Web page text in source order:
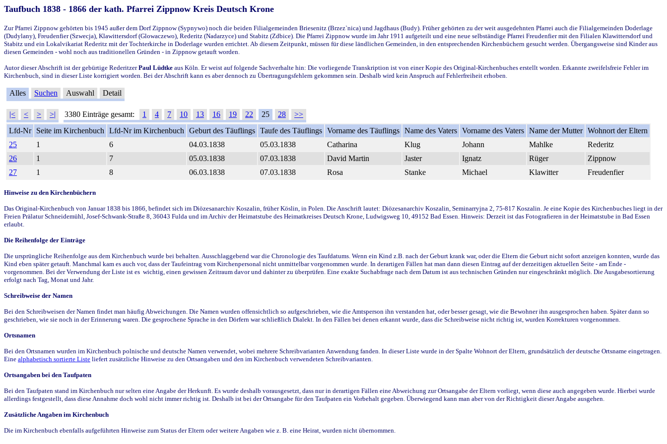
Taufbuch 1838 - 1866 der kath. Pfarrei Zippnow Kreis Deutsch Krone
Zur Pfarrei Zippnow gehörten bis 1945 außer dem Dorf Zippnow (Sypnywo) noch die beiden Filialgemeinden Briesenitz (Brzez`nica) und Jagdhaus (Budy). Früher gehörten zu der weit ausgedehnten Pfarrei auch die Filialgemeinden Doderlage
(Dudylany), Freudenfier (Szwecja), Klawittersdorf (Glowaczewo), Rederitz (Nadarzyce) und Stabitz (Zdbice). Die Pfarrei Zippnow wurde im Jahr 1911 aufgeteilt und eine neue selbständige Pfarrei Freudenfier mit den Filialen Klawittersdorf und
Stabitz und ein Lokalvikariat Rederitz mit der Tochterkirche in Doderlage wurden errichtet. Ab diesem Zeitpunkt, müssen für diese ländlichen Gemeinden, in den entsprechenden Kirchenbüchern gesucht werden. Übergangsweise sind Kinder aus
diesen Gemeinden - wohl noch aus traditionellen Gründen - in Zippnow getauft worden.
Autor dieser Abschrift ist der gebürtige RederitzerPaul Lüdtke aus Köln. Er weist auf folgende Sachverhalte hin: Die vorliegende Transkription ist von einer Kopie des Original-Kirchenbuches erstellt worden. Erkannte zweifelsfreie Fehler im
Kirchenbuch, sind in dieser Liste korrigiert worden. Bei der Abschrift kann es aber dennoch zu Übertragungsfehlern gekommen sein. Deshalb wird kein Anspruch auf Fehlerfreiheit erhoben.
Alles Suchen Auswahl Detail
|< < > >| 3380 Einträge gesamt: 1 4 7 10 13 16 19 22 25 28
>>
Lfd-Nr
Seite im Kirchenbuch Lfd-Nr im Kirchenbuch Geburt des Täuflings Taufe des Täuflings Vorname des Täuflings Name des Vaters Vorname des Vaters Name der Mutter Wohnort der Eltern
25
1 6 04.03.1838 05.03.1838 Catharina Klug Johann Mahlke
Rederitz
26
1 7 05.03.1838 07.03.1838 David Martin Jaster Ignatz Rüger
Zippnow
27
1 8 06.03.1838 07.03.1838 Rosa Stanke Michael Klawitter Freudenfier
Hinweise zu den Kirchenbüchern
Das Original-Kirchenbuch von Januar 1838 bis 1866, befindet sich im Diözesanarchiv Koszalin, früher Köslin, in Polen. Die Anschrift lautet: Diözesanarchiv Koszalin, Seminarryjna 2, 75-817 Koszalin. Je eine Kopie des Kirchenbuches liegt in der
Freien Prälatur Schneidemühl, Josef-Schwank-Straße 8, 36043 Fulda und im Archiv der Heimatstube des Heimatkreises Deutsch Krone, Ludwigsweg 10, 49152 Bad Essen. Hinweis: Derzeit ist das Fotografieren in der Heimatstube in Bad Essen
erlaubt.
Die Reihenfolge der Einträge
Die ursprüngliche Reihenfolge aus dem Kirchenbuch wurde bei behalten. Ausschlaggebend war die Chronologie des Taufdatums. Wenn ein Kind z.B. nach der Geburt krank war, oder die Eltern die Geburt nicht sofort anzeigen konnten, wurde das
Kind eben später getauft. Manchmal kam es auch vor, dass der Taufeintrag vom Kirchenpersonal nicht unmittelbar vorgenommen wurde. In derartigen Fällen hat man dann diesen Eintrag auf der derzeitigen aktuellen Seite - am Ende -
vorgenommen. Bei der Verwendung der Liste ist es wichtig, einen gewissen Zeitraum davor und dahinter zu überprüfen. Eine exakte Suchabfrage nach dem Datum ist aus technischen Gründen nur eingeschränkt möglich. Die Ausgabesortierung
erfolgt nach Tag, Monat und Jahr.
Schreibweise der Namen
Bei den Schreibweisen der Namen findet man häufig Abweichungen. Die Namen wurden offensichtlich so aufgeschrieben, wie die Amtsperson ihn verstanden hat, oder besser gesagt, wie die Bewohner ihn ausgesprochen haben. Später dann so
geschrieben, wie sie noch in der Erinnerung waren. Die gesprochene Sprache in den Dörfern war schließlich Dialekt. In den Fällen bei denen erkannt wurde, dass die Schreibweise nicht richtig ist, wurden Korrekturen vorgenommen.
Ortsnamen
Bei den Ortsnamen wurden im Kirchenbuch polnische und deutsche Namen verwendet, wobei mehrere Schreibvarianten Anwendung fanden. In dieser Liste wurde in der Spalte Wohnort der Eltern, grundsätzlich der deutsche Ortsname eingetragen.
Eine alphabetisch sortierte Liste liefert zusätzliche Hinweise zu den Ortsangaben und den im Kirchenbuch verwendeten Schreibvarianten.
Ortsangaben bei den Taufpaten
Bei den Taufpaten stand im Kirchenbuch nur selten eine Angabe der Herkunft. Es wurde deshalb vorausgesetzt, dass nur in derartigen Fällen eine Abweichung zur Ortsangabe der Eltern vorliegt, wenn diese auch angegeben wurde. Hierbei wurde
allerdings festgestellt, dass diese Annahme doch wohl nicht immer richtig ist. Deshalb ist bei der Ortsangabe für den Taufpaten ein Vorbehalt gegeben. Überwiegend kann man aber von der Richtigkeit dieser Angabe ausgehen.
Zusätzliche Angaben im Kirchenbuch
Die im Kirchenbuch ebenfalls aufgeführten Hinweise zum Status der Eltern oder weitere Angaben wie z. B. eine Heirat, wurden nicht übernommen.